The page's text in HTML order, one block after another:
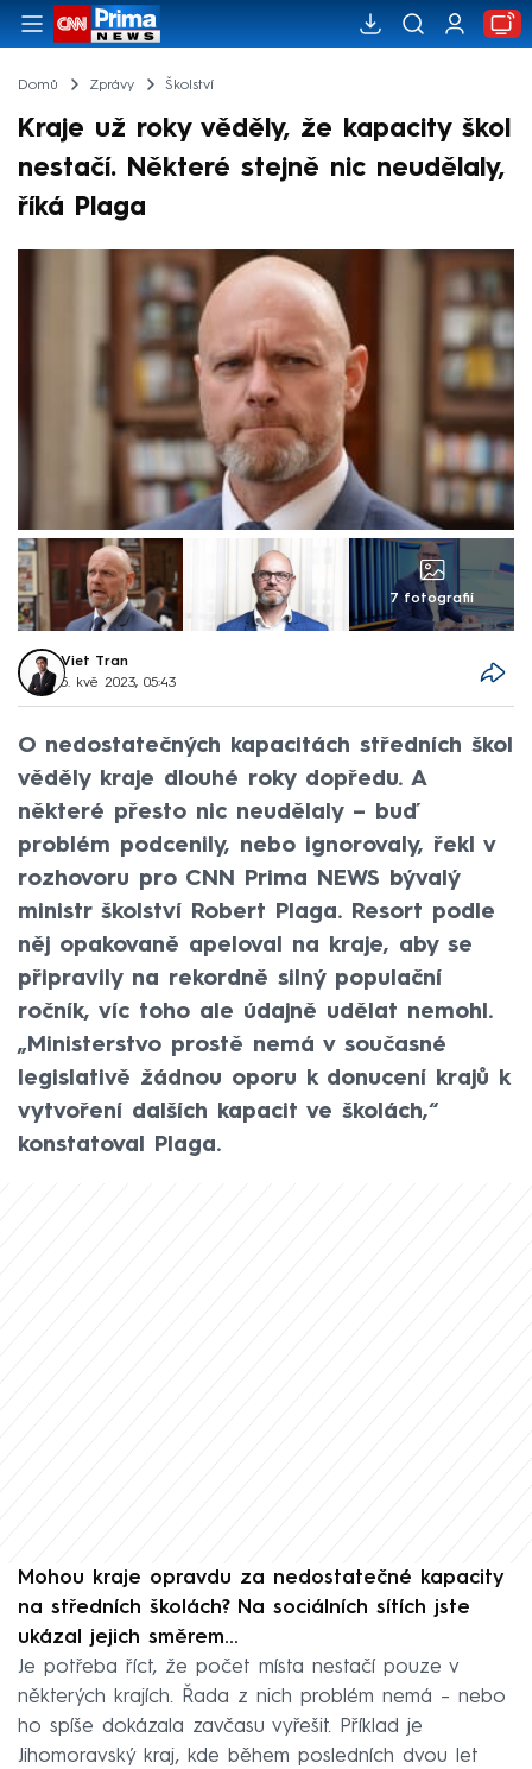
Domů Zprávy Školství
Kraje už roky věděly, že kapacity škol
nestačí. Některé stejně nic neudělaly,
říká Plaga
7 fotografií
Viet Tran
5. kvě 2023, 05:43
O nedostatečných kapacitách středních škol
věděly kraje dlouhé roky dopředu. A
některé přesto nic neudělaly – buď
problém podcenily, nebo ignorovaly, řekl v
rozhovoru pro CNN Prima NEWS bývalý
ministr školství Robert Plaga. Resort podle
něj opakovaně apeloval na kraje, aby se
připravily na rekordně silný populační
ročník, víc toho ale údajně udělat nemohl.
„Ministerstvo prostě nemá v současné
legislativě žádnou oporu k donucení krajů k
vytvoření dalších kapacit ve školách,“
konstatoval Plaga.
Mohou kraje opravdu za nedostatečné kapacity
na středních školách? Na sociálních sítích jste
ukázal jejich směrem…
Je potřeba říct, že počet místa nestačí pouze v
některých krajích. Řada z nich problém nemá – nebo
ho spíše dokázala zavčasu vyřešit. Příklad je
Jihomoravský kraj, kde během posledních dvou let